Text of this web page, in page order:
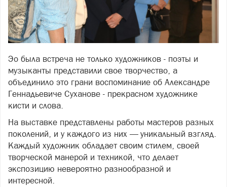
Эо была встреча не только художников - поэты и
музыканты представили свое творчество, а
объединило это грани воспоминание об Александре
Геннадьевиче Суханове - прекрасном художнике
кисти и слова.
На выставке представлены работы мастеров разных
поколений, и у каждого из них — уникальный взгляд.
Каждый художник обладает своим стилем, своей
творческой манерой и техникой, что делает
экспозицию невероятно разнообразной и
интересной.